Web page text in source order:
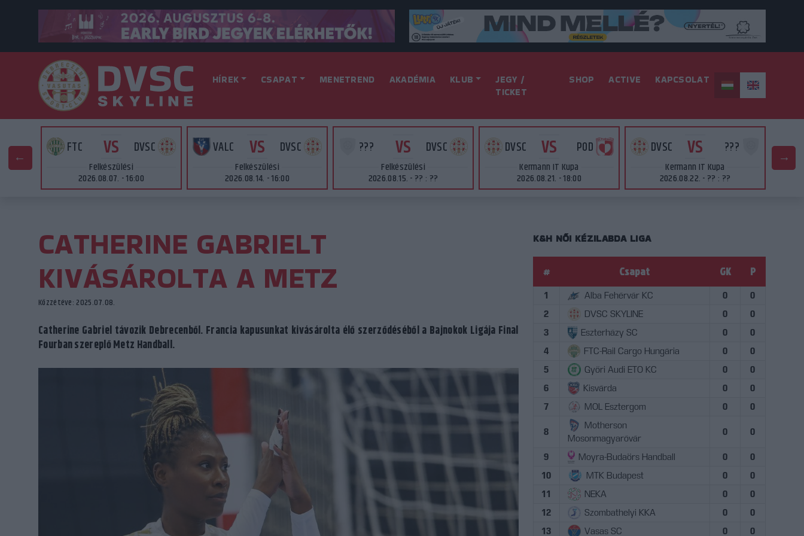
HÍREK CSAPAT MENETREND AKADÉMIA KLUB
JEGY /
TICKET
SHOP ACTIVE KAPCSOLAT
FTC VS DVSC
Felkészülési
2026.08.07. - 16:00
VALC VS DVSC
Felkészülési
2026.08.14. - 16:00
??? VS DVSC
Felkészülési
2026.08.15. - ?? : ??
DVSC VS POD
Kermann IT Kupa
2026.08.21. - 18:00
DVSC VS ???
Kermann IT Kupa
2026.08.22. - ?? : ??
CATHERINE GABRIELT
KIVÁSÁROLTA A METZ
Közzétéve: 2025.07.08.
Catherine Gabriel távozik Debrecenből. Francia kapusunkat kivásárolta élő szerződéséből a Bajnokok Ligája Final
Fourban szereplő Metz Handball.
K&H NŐI KÉZILABDA LIGA
# Csapat GK P
1 Alba Fehérvár KC 0
0
2
DVSC SKYLINE 0
0
3
Eszterházy SC 0
0
4
FTC-Rail Cargo Hungária 0
0
5
Győri Audi ETO KC 0
0
6
Kisvárda 0
0
7
MOL Esztergom 0 0
8
Motherson
Mosonmagyaróvár
0 0
9 Moyra-Budaörs Handball 0
0
10
MTK Budapest 0
0
11
NEKA 0
0
12
Szombathelyi KKA 0
0
13
Vasas SC 0
0